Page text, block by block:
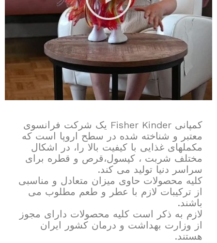
کمپانی Fisher Kinder یک شرکت فرانسوی
معتبر و شناخته شده در سطح اروپا است که
مکملهای غذایی با کیفیت بالا را، در اشکال
مختلف شربت ، کپسول،قرص و قطره برای
سراسر دنیا تولید می کند.
کلیه محصولات حاوی میزان متعادل و مناسبی
از ترکیبات لازم با عطر و طعم مطلوب می
باشند.
لازم به ذکر است کلیه محصولات دارای مجوز
از وزارت بهداشت و درمان کشور ایران
هستند.